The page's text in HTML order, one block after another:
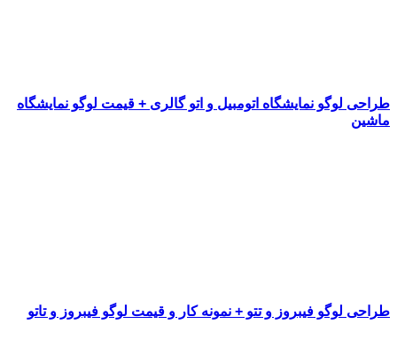
طراحی لوگو نمایشگاه اتومبیل و اتو گالری + قیمت لوگو نمایشگاه
ماشین
طراحی لوگو فیبروز و تتو + نمونه کار و قیمت لوگو فیبروز و تاتو